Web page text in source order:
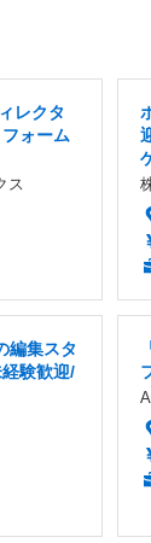
レクタ
ォーム
ス
編集スタ
験歓迎/